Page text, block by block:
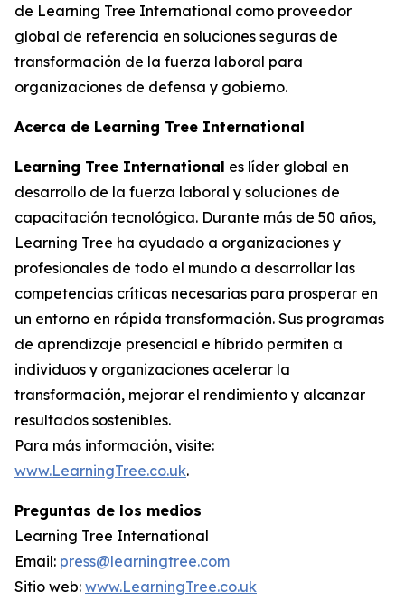
de Learning Tree International como proveedor
global de referencia en soluciones seguras de
transformación de la fuerza laboral para
organizaciones de defensa y gobierno.
Acerca de Learning Tree International
Learning Tree International es líder global en
desarrollo de la fuerza laboral y soluciones de
capacitación tecnológica. Durante más de 50 años,
Learning Tree ha ayudado a organizaciones y
profesionales de todo el mundo a desarrollar las
competencias críticas necesarias para prosperar en
un entorno en rápida transformación. Sus programas
de aprendizaje presencial e híbrido permiten a
individuos y organizaciones acelerar la
transformación, mejorar el rendimiento y alcanzar
resultados sostenibles.
Para más información, visite:
www.LearningTree.co.uk.
Preguntas de los medios
Learning Tree International
Email: press@learningtree.com
Sitio web: www.LearningTree.co.uk